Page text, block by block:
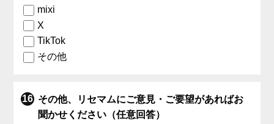
mixi
X
TikTok
その他
その他、リセマムにご意見・ご要望があればお
聞かせください（任意回答）